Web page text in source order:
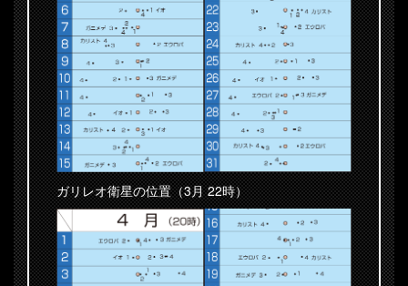
ガリレオ衛星の位置（3月 22時）